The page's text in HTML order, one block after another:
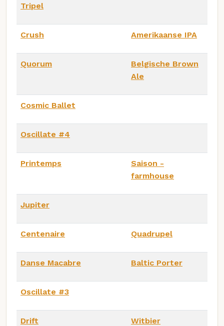
Tripel
Crush Amerikaanse IPA
Quorum
Belgische Brown
Ale
Cosmic Ballet
Oscillate #4
Printemps
Saison -
farmhouse
Jupiter
Centenaire Quadrupel
Danse Macabre Baltic Porter
Oscillate #3
Drift Witbier